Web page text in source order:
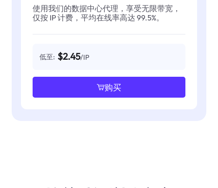
使用我们的数据中心代理，享受无限带宽，
仅按 IP 计费，平均在线率高达 99.5%。
低至: $2.45/IP
购买